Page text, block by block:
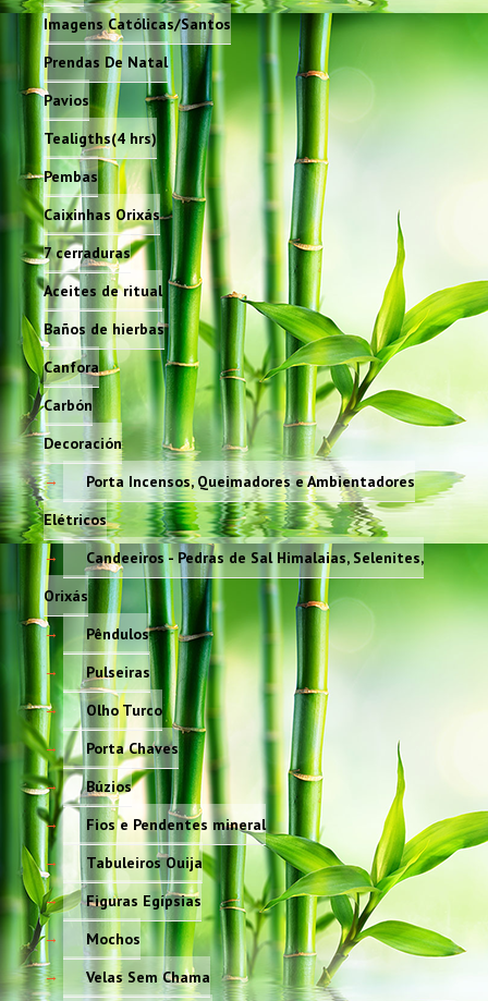
Imagens Católicas/Santos
Prendas De Natal
Pavios
Tealigths(4 hrs)
Pembas
Caixinhas Orixás
7 cerraduras
Aceites de ritual
Baños de hierbas
Canfora
Carbón
Decoración
Porta Incensos, Queimadores e Ambientadores
Elétricos
Candeeiros - Pedras de Sal Himalaias, Selenites,
Orixás
Pêndulos
Pulseiras
Olho Turco
Porta Chaves
Búzios
Fios e Pendentes mineral
Tabuleiros Ouija
Figuras Egípsias
Mochos
Velas Sem Chama